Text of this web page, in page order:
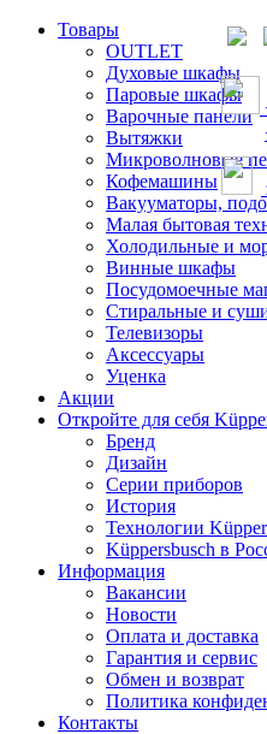
Товары
OUTLET
Духовые шкафы
Паровые шкафы
Варочные панели
Вытяжки
Микроволновые
Кофемашины
Вакууматоры,
Малая бытовая
Холодильные и
Винные шкафы
Посудомоечные
Стиральные и
Телевизоры
Аксессуары
Уценка
Акции
Откройте для себя
Бренд
Дизайн
Серии приборов
История
Технологии
Küppersbusch в
Информация
Вакансии
Новости
Оплата и доставка
Гарантия и сервис
Обмен и возврат
Политика
Контакты